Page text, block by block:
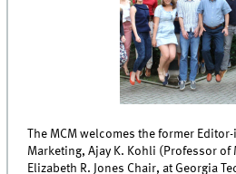
The MCM welcomes the former
Marketing, Ajay K. Kohli (Professor of
Elizabeth R. Jones Chair, at Georgia